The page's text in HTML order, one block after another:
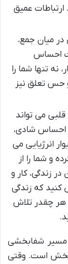
عمیق
میان جمع،
احساس
نه تنها شما را
حس تعلق نیز
قلبی می تواند
احساس شادی،
انرژیایی می
و شما را از
زندگی، کار و
که زندگی
هر چقدر تلاش
مسیر شفابخشی
بخش است. وقتی